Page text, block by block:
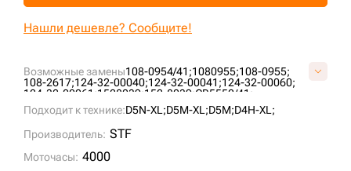
Возможные замены108-0954/41;1080955;108-0955;
108-2617;124-32-00040;124-32-00041;124-32-00060;
124-32-00061;1528039;152-8039;CR5552/41;
E40310A0M00041;
G01040L0M00041;G01040L0Y00041;
KM1098/41; VG0104L041;
Подходит к технике:D5N-XL;D5M-XL;D5M;D4H-XL;
Производитель: STF
Моточасы: 4000
Нашли дешевле? Сообщите!